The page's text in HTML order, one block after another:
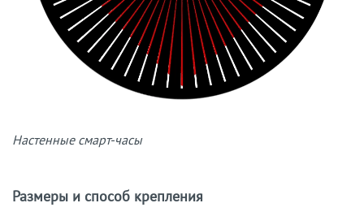
Настенные смарт-часы
Размеры и способ крепления